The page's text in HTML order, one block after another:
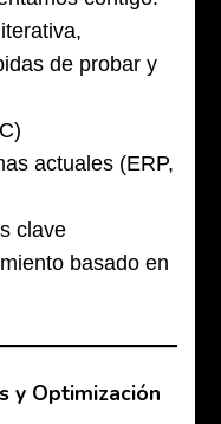
de probar y
actuales (ERP,
clave
basado en
y Optimización